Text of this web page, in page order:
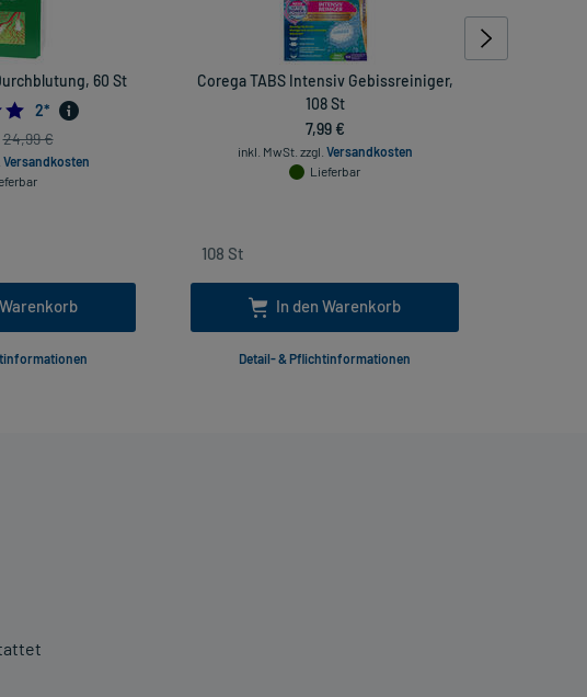
60 St
5.0
2*
24,99 €
Versandkosten
Corega TABS Intensiv Gebissreiniger,
108 St
7,99 €
inkl. MwSt. zzgl. Versandkosten
Lieferbar
In den Warenkorb
Detail- & Pflichtinformationen